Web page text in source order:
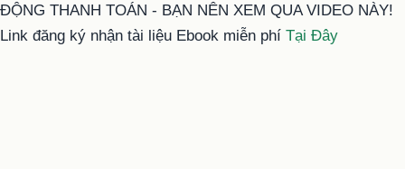
ĐỘNG THANH TOÁN - BẠN NÊN XEM QUA VIDEO NÀY!
Link đăng ký nhận tài liệu Ebook miễn phí Tại Đây